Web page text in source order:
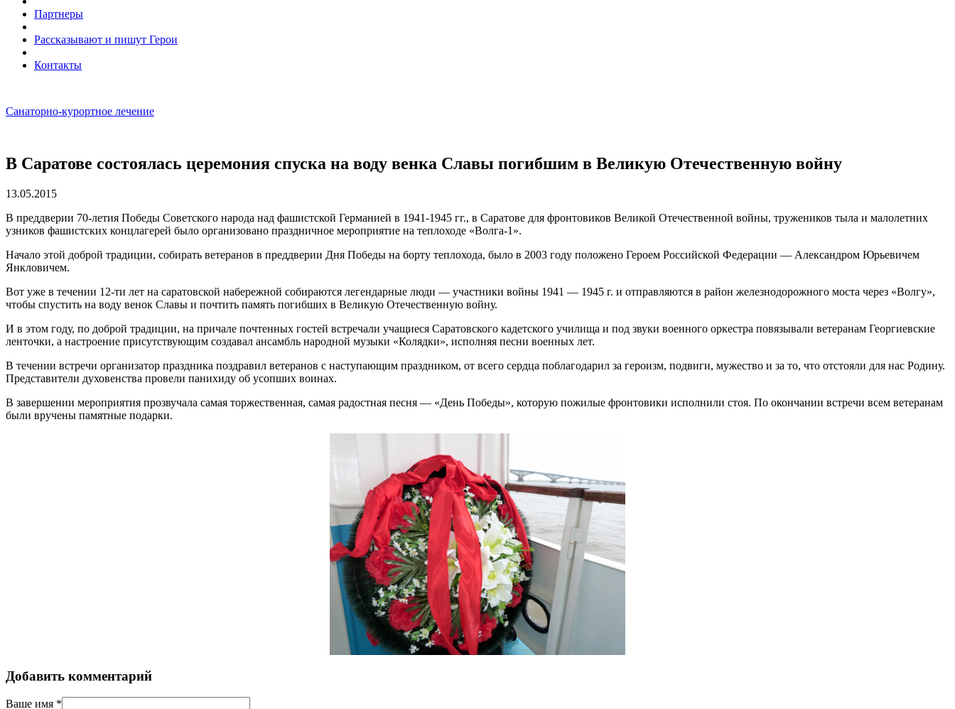
Партнеры
Рассказывают и пишут Герои
Контакты
Санаторно-курортное лечение
В Саратове состоялась церемония спуска на воду венка Славы погибшим в Великую Отечественную войну
13.05.2015
В преддверии 70-летия Победы Советского народа над фашистской Германией в 1941-1945 гг., в Саратове для фронтовиков Великой Отечественной войны, тружеников тыла и малолетних
узников фашистских концлагерей было организовано праздничное мероприятие на теплоходе «Волга-1».
Начало этой доброй традиции, собирать ветеранов в преддверии Дня Победы на борту теплохода, было в 2003 году положено Героем Российской Федерации — Александром Юрьевичем
Янкловичем.
Вот уже в течении 12-ти лет на саратовской набережной собираются легендарные люди — участники войны 1941 — 1945 г. и отправляются в район железнодорожного моста через «Волгу»,
чтобы спустить на воду венок Славы и почтить память погибших в Великую Отечественную войну.
И в этом году, по доброй традиции, на причале почтенных гостей встречали учащиеся Саратовского кадетского училища и под звуки военного оркестра повязывали ветеранам Георгиевские
ленточки, а настроение присутствующим создавал ансамбль народной музыки «Колядки», исполняя песни военных лет.
В течении встречи организатор праздника поздравил ветеранов с наступающим праздником, от всего сердца поблагодарил за героизм, подвиги, мужество и за то, что отстояли для нас Родину.
Представители духовенства провели панихиду об усопших воинах.
В завершении мероприятия прозвучала самая торжественная, самая радостная песня — «День Победы», которую пожилые фронтовики исполнили стоя. По окончании встречи всем ветеранам
были вручены памятные подарки.
Добавить комментарий
Ваше имя *